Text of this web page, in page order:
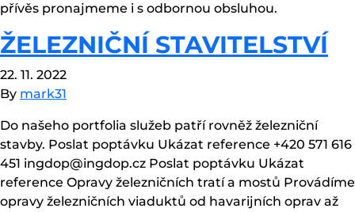
přívěs pronajmeme i s odbornou obsluhou.
ŽELEZNIČNÍ STAVITELSTVÍ
22. 11. 2022
By mark31
Do našeho portfolia služeb patří rovněž železniční
stavby. Poslat poptávku Ukázat reference +420 571 616
451 ingdop@ingdop.cz Poslat poptávku Ukázat
reference Opravy železničních tratí a mostů Provádíme
opravy železničních viaduktů od havarijních oprav až